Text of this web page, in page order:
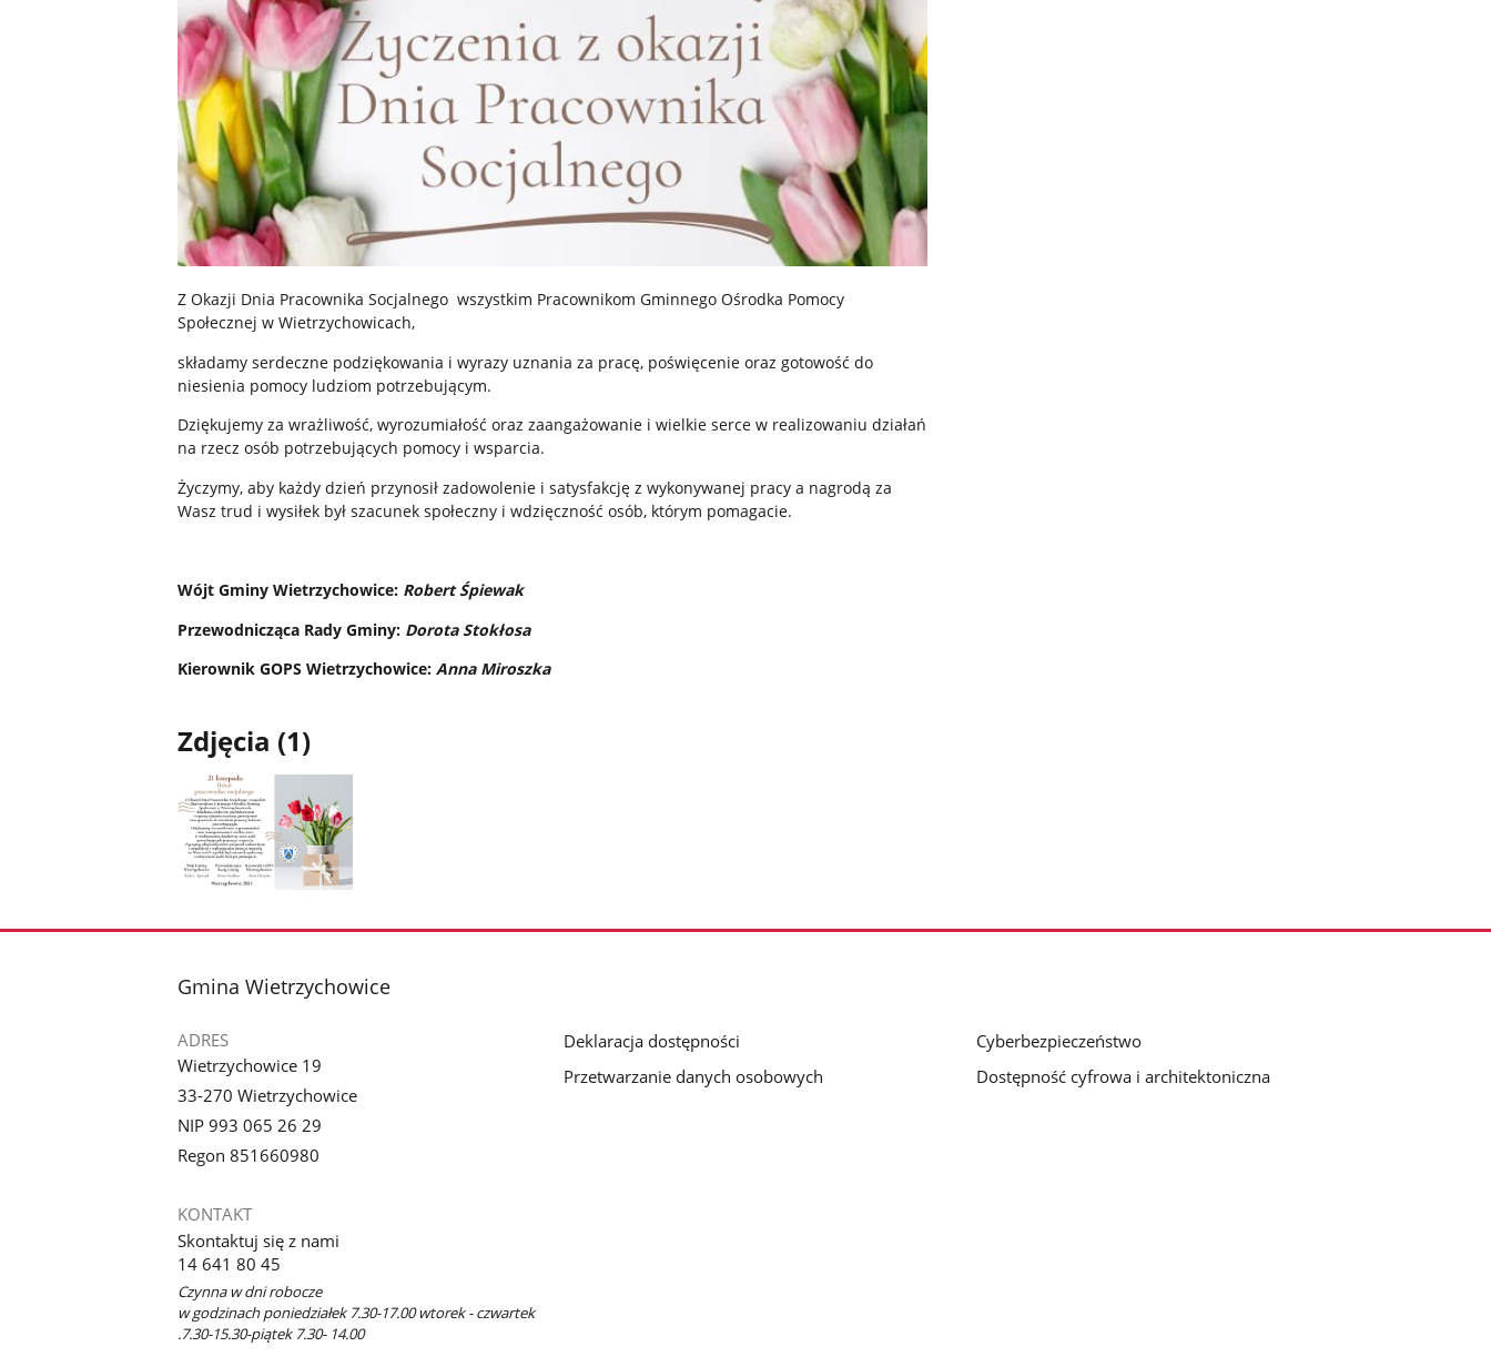
Z Okazji Dnia Pracownika Socjalnego wszystkim Pracownikom Gminnego Ośrodka Pomocy
Społecznej w Wietrzychowicach,
składamy serdeczne podziękowania i wyrazy uznania za pracę, poświęcenie oraz gotowość do
niesienia pomocy ludziom potrzebującym.
Dziękujemy za wrażliwość, wyrozumiałość oraz zaangażowanie i wielkie serce w realizowaniu działań
na rzecz osób potrzebujących pomocy i wsparcia.
Życzymy, aby każdy dzień przynosił zadowolenie i satysfakcję z wykonywanej pracy a nagrodą za
Wasz trud i wysiłek był szacunek społeczny i wdzięczność osób, którym pomagacie.
Wójt Gminy Wietrzychowice: Robert Śpiewak
Przewodnicząca Rady Gminy: Dorota Stokłosa
Kierownik GOPS Wietrzychowice: Anna Miroszka
Zdjęcia (1)
galerii.
stopka
Gmina Wietrzychowice
ADRES
Wietrzychowice 19
33-270 Wietrzychowice
NIP 993 065 26 29
Regon 851660980
KONTAKT
Skontaktuj się z nami
14 641 80 45
Czynna w dni robocze
w godzinach poniedziałek 7.30-17.00 wtorek - czwartek
.7.30-15.30-piątek 7.30- 14.00
Deklaracja dostępności
Przetwarzanie danych osobowych
Cyberbezpieczeństwo
Dostępność cyfrowa i architektoniczna